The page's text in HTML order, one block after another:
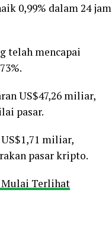
0,99% dalam 24 jam
telah mencapai
US$47,26 miliar,
pasar.
miliar,
pasar kripto.
Mulai Terlihat